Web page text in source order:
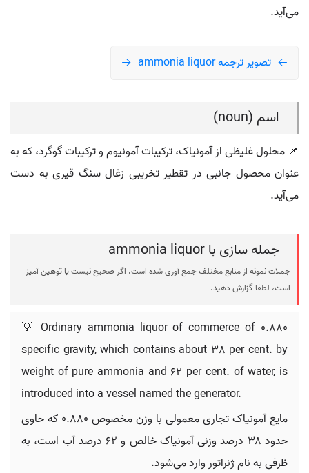
می‌آید.
تصویر ترجمه ammonia liquor
اسم (noun)
📌 محلول غلیظی از آمونیاک، ترکیبات آمونیوم و ترکیبات گوگرد، که به
عنوان محصول جانبی در تقطیر تخریبی زغال سنگ قیری به دست
می‌آید.
جمله سازی با ammonia liquor
جملات نمونه از منابع مختلف جمع آوری شده است، اگر صحیح نیست یا توهین آمیز
است، لطفا گزارش دهید.
💡 Ordinary ammonia liquor of commerce of 0.880
specific gravity, which contains about 38 per cent. by
weight of pure ammonia and 62 per cent. of water, is
introduced into a vessel named the generator.
مایع آمونیاک تجاری معمولی با وزن مخصوص ۰.۸۸۰ که حاوی
حدود ۳۸ درصد وزنی آمونیاک خالص و ۶۲ درصد آب است، به
ظرفی به نام ژنراتور وارد می‌شود.